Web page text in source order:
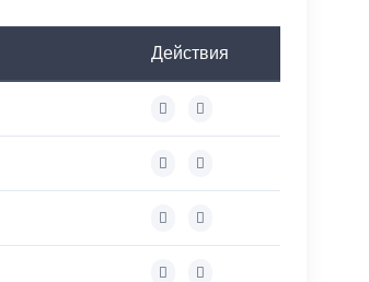
Действия